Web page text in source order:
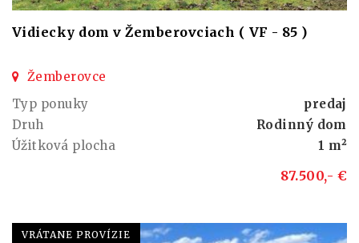
Vidiecky dom v Žemberovciach ( VF - 85 )
Žemberovce
Typ ponuky
predaj
Druh
Rodinný dom
Úžitková plocha
1 m²
87.500,- €
VRÁTANE PROVÍZIE